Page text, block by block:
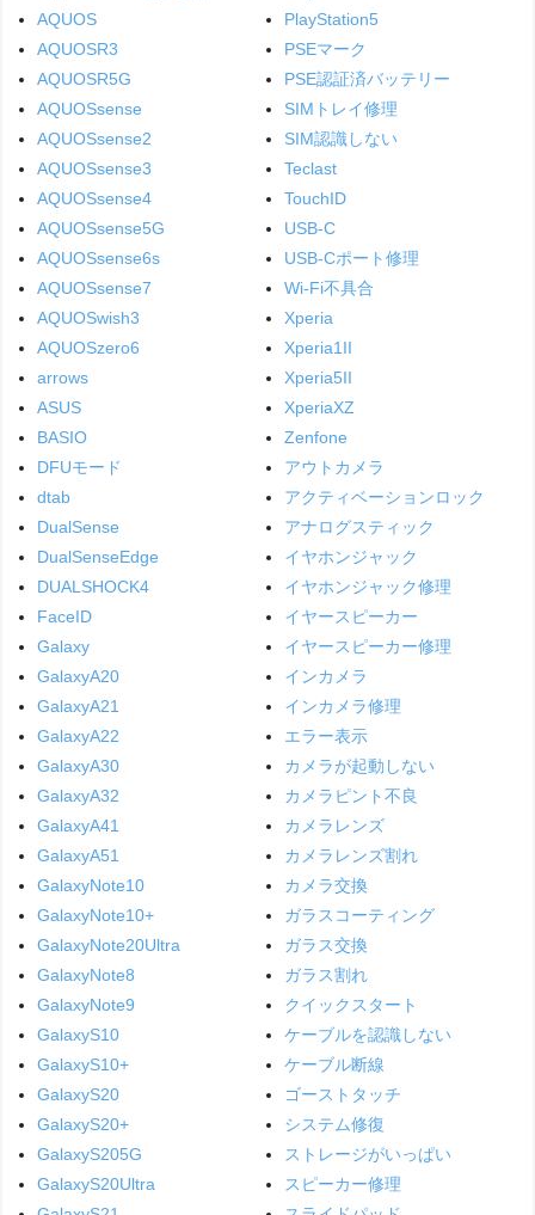
AQUOS
AQUOSR3
AQUOSR5G
AQUOSsense
AQUOSsense2
AQUOSsense3
AQUOSsense4
AQUOSsense5G
AQUOSsense6s
AQUOSsense7
AQUOSwish3
AQUOSzero6
arrows
ASUS
BASIO
DFUモード
dtab
DualSense
DualSenseEdge
DUALSHOCK4
FaceID
Galaxy
GalaxyA20
GalaxyA21
GalaxyA22
GalaxyA30
GalaxyA32
GalaxyA41
GalaxyA51
GalaxyNote10
GalaxyNote10+
GalaxyNote20Ultra
GalaxyNote8
GalaxyNote9
GalaxyS10
GalaxyS10+
GalaxyS20
GalaxyS20+
GalaxyS205G
GalaxyS20Ultra
PlayStation5
PSEマーク
PSE認証済バッテリー
SIMトレイ修理
SIM認識しない
Teclast
TouchID
USB-C
USB-Cポート修理
Wi-Fi不具合
Xperia
Xperia1II
Xperia5II
XperiaXZ
Zenfone
アウトカメラ
アクティベーションロック
アナログスティック
イヤホンジャック
イヤホンジャック修理
イヤースピーカー
イヤースピーカー修理
インカメラ
インカメラ修理
エラー表示
カメラが起動しない
カメラピント不良
カメラレンズ
カメラレンズ割れ
カメラ交換
ガラスコーティング
ガラス交換
ガラス割れ
クイックスタート
ケーブルを認識しない
ケーブル断線
ゴーストタッチ
システム修復
ストレージがいっぱい
スピーカー修理